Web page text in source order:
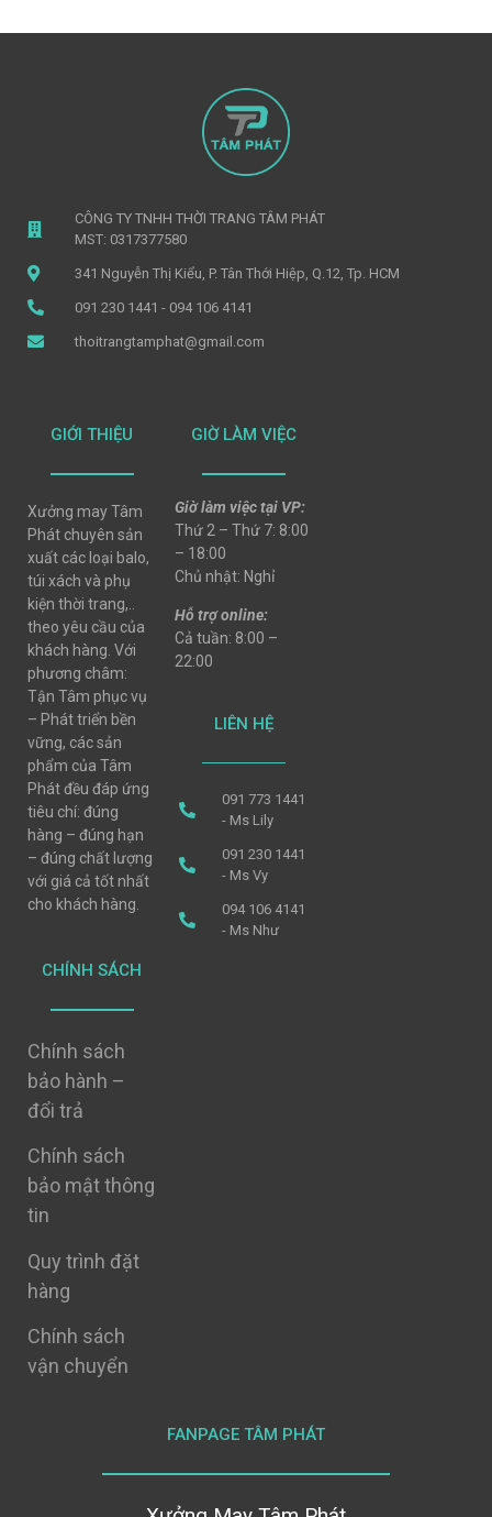
CÔNG TY TNHH THỜI TRANG TÂM PHÁT
MST: 0317377580
341 Nguyễn Thị Kiểu, P. Tân Thới Hiệp, Q.12, Tp. HCM
091 230 1441 - 094 106 4141
thoitrangtamphat@gmail.com
GIỚI THIỆU
Xưởng may Tâm
Phát chuyên sản
xuất các loại balo,
túi xách và phụ
kiện thời trang,..
theo yêu cầu của
khách hàng. Với
phương châm:
Tận Tâm phục vụ
– Phát triển bền
vững, các sản
phẩm của Tâm
Phát đều đáp ứng
tiêu chí: đúng
hàng – đúng hạn
– đúng chất lượng
với giá cả tốt nhất
cho khách hàng.
CHÍNH SÁCH
Chính sách
bảo hành –
đổi trả
Chính sách
bảo mật thông
tin
Quy trình đặt
hàng
Chính sách
vận chuyển
GIỜ LÀM VIỆC
Giờ làm việc tại VP:
Thứ 2 – Thứ 7: 8:00
– 18:00
Chủ nhật: Nghỉ
Hỗ trợ online:
Cả tuần: 8:00 –
22:00
LIÊN HỆ
091 773 1441
- Ms Lily
091 230 1441
- Ms Vy
094 106 4141
- Ms Như
FANPAGE TÂM PHÁT